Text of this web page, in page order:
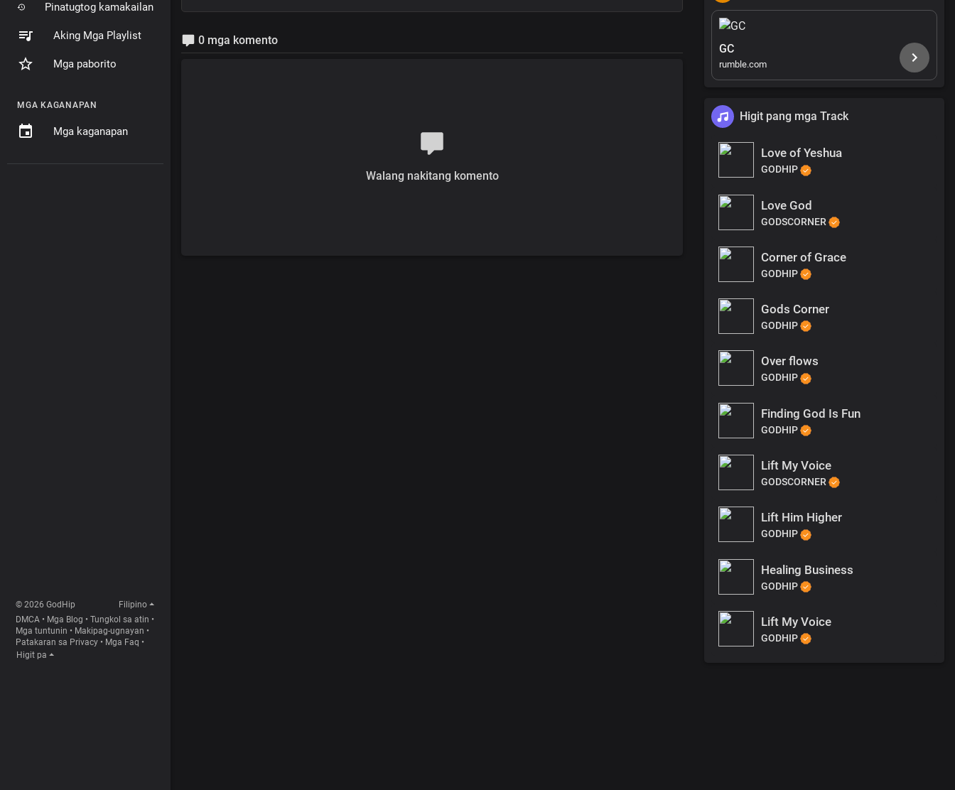
Pinatugtog kamakailan
Aking Mga Playlist
Mga paborito
MGA KAGANAPAN
Mga kaganapan
© 2026 GodHip
Filipino
DMCA • Mga Blog • Tungkol sa atin •
Mga tuntunin • Makipag-ugnayan •
Patakaran sa Privacy • Mga Faq •
Higit pa
0 mga komento
Walang nakitang komento
GC
rumble.com
Higit pang mga Track
Love of Yeshua
GODHIP
Love God
GODSCORNER
Corner of Grace
GODHIP
Gods Corner
GODHIP
Over flows
GODHIP
Finding God Is Fun
GODHIP
Lift My Voice
GODSCORNER
Lift Him Higher
GODHIP
Healing Business
GODHIP
Lift My Voice
GODHIP